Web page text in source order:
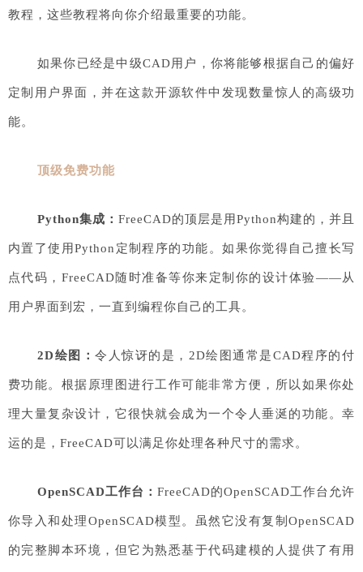
教程，这些教程将向你介绍最重要的功能。
如果你已经是中级CAD用户，你将能够根据自己的偏好
定制用户界面，并在这款开源软件中发现数量惊人的高级功
能。
顶级免费功能
Python集成： FreeCAD的顶层是用Python构建的，并且
内置了使用Python定制程序的功能。如果你觉得自己擅长写
点代码，FreeCAD随时准备等你来定制你的设计体验——从
用户界面到宏，一直到编程你自己的工具。
2D绘图：令人惊讶的是，2D绘图通常是CAD程序的付
费功能。根据原理图进行工作可能非常方便，所以如果你处
理大量复杂设计，它很快就会成为一个令人垂涎的功能。幸
运的是，FreeCAD可以满足你处理各种尺寸的需求。
OpenSCAD工作台： FreeCAD的OpenSCAD工作台允许
你导入和处理OpenSCAD模型。虽然它没有复制OpenSCAD
的完整脚本环境，但它为熟悉基于代码建模的人提供了有用